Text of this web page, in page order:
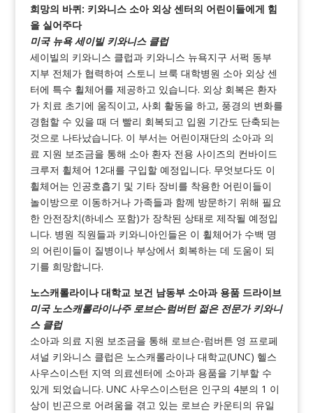
희망의 바퀴: 키와니스 소아 외상 센터의 어린이들에게 힘
을 실어주다
미국 뉴욕 세이빌 키와니스 클럽
세이빌의 키와니스 클럽과 키와니스 뉴욕지구 서퍽 동부
지부 전체가 협력하여 스토니 브룩 대학병원 소아 외상 센
터에 특수 휠체어를 제공하고 있습니다. 외상 회복은 환자
가 치료 초기에 움직이고, 사회 활동을 하고, 풍경의 변화를
경험할 수 있을 때 더 빨리 회복되고 입원 기간도 단축되는
것으로 나타났습니다. 이 부서는 어린이재단의 소아과 의
료 지원 보조금을 통해 소아 환자 전용 사이즈의 컨바이드
크루저 휠체어 12대를 구입할 예정입니다. 무엇보다도 이
휠체어는 인공호흡기 및 기타 장비를 착용한 어린이들이
놀이방으로 이동하거나 가족들과 함께 방문하기 위해 필요
한 안전장치(하네스 포함)가 장착된 상태로 제작될 예정입
니다. 병원 직원들과 키와니아인들은 이 휠체어가 수백 명
의 어린이들이 질병이나 부상에서 회복하는 데 도움이 되
기를 희망합니다.
노스캐롤라이나 대학교 보건 남동부 소아과 용품 드라이브
미국 노스캐롤라이나주 로브슨-럼버턴 젊은 전문가 키와니
스 클럽
소아과 의료 지원 보조금을 통해 로브슨-럼버튼 영 프로페
셔널 키와니스 클럽은 노스캐롤라이나 대학교(UNC) 헬스
사우스이스턴 지역 의료센터에 소아과 용품을 기부할 수
있게 되었습니다. UNC 사우스이스턴은 인구의 4분의 1 이
상이 빈곤으로 어려움을 겪고 있는 로브슨 카운티의 유일